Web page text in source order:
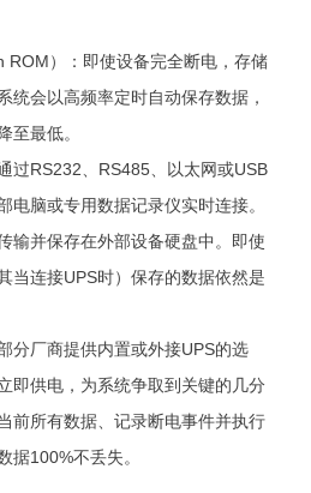
ROM）：即使设备完全断电，存储
统会以高频率定时自动保存数据，
至最低。
过RS232、RS485、以太网或USB
电脑或专用数据记录仪实时连接。
输并保存在外部设备硬盘中。即使
当连接UPS时）保存的数据依然是
分厂商提供内置或外接UPS的选
即供电，为系统争取到关键的几分
前所有数据、记录断电事件并执行
据100%不丢失。